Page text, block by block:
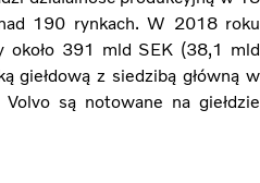
190 rynkach. W 2018 roku
około 391 mld SEK (38,1 mld
giełdową z siedzibą główną w
są notowane na giełdzie